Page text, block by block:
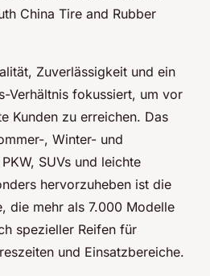
China Tire and Rubber
Zuverlässigkeit und ein
Verhältnis fokussiert, um vor
Kunden zu erreichen. Das
, Winter- und
SUVs und leichte
hervorzuheben ist die
die mehr als 7.000 Modelle
spezieller Reifen für
und Einsatzbereiche.